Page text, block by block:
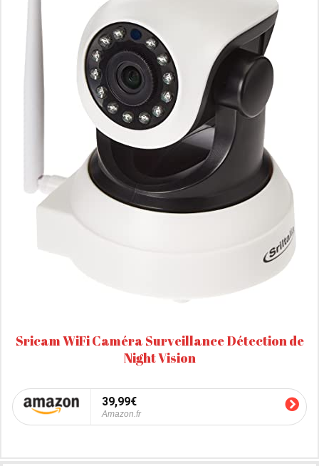
Sricam WiFi Caméra Surveillance Détection de
Night Vision
39,99€
Amazon.fr